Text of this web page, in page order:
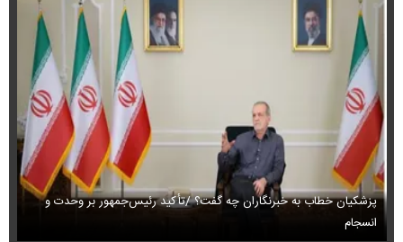
پزشکیان خطاب به خبرنگاران چه گفت؟ /تأکید رئیس‌جمهور بر وحدت و
انسجام